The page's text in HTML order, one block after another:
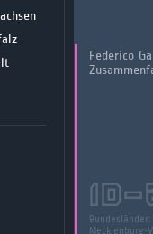
Federico
ID-
Bundesländer:
Mecklenburg-